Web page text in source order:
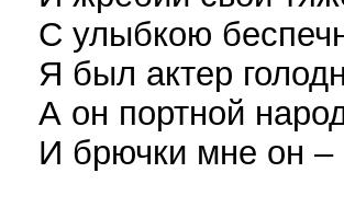
С улыбкою
Я был актер
А он портной
И брючки мне он